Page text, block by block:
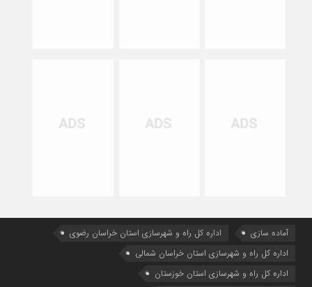
آماده سازی
اداره كل راه و شهرسازي استان خراسان رضوي
اداره كل راه و شهرسازي استان خراسان شمالي
اداره كل راه و شهرسازي استان خوزستان